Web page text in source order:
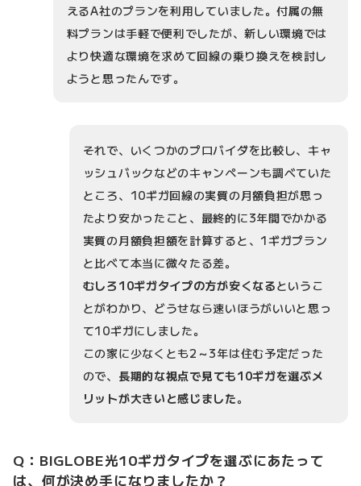
えるA社のプランを利用していました。付属の無
料プランは手軽で便利でしたが、新しい環境では
より快適な環境を求めて回線の乗り換えを検討し
ようと思ったんです。
それで、いくつかのプロバイダを比較し、キャ
ッシュバックなどのキャンペーンも調べていた
ところ、10ギガ回線の実質の月額負担が思っ
たより安かったこと、最終的に3年間でかかる
実質の月額負担額を計算すると、1ギガプラン
と比べて本当に微々たる差。
むしろ10ギガタイプの方が安くなるというこ
とがわかり、どうせなら速いほうがいいと思っ
て10ギガにしました。
この家に少なくとも2～3年は住む予定だった
ので、 長期的な視点で見ても10ギガを選ぶメ
リットが大きいと感じました。
Q：BIGLOBE光10ギガタイプを選ぶにあたって
は、何が決め手になりましたか？